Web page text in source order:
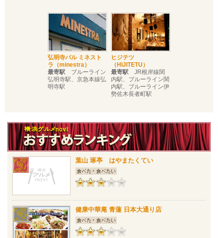
弘明寺バル ミネスト
ラ（minestra）
最寄駅 ブルーライン
弘明寺駅、京急本線弘
明寺駅
ヒジテツ
（HIJITETU）
最寄駅 JR根岸線関
内駅、ブルーライン関
内駅、ブルーライン伊
勢佐木長者町駅
葉山 琢亭 はやまたくてい
健康中華庵 青蓮 日本大通り店